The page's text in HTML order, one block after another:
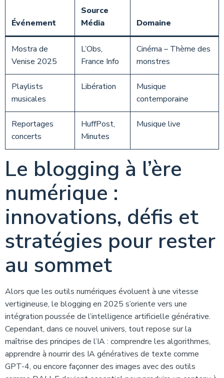
Événement
Source
Média
Domaine
Mostra de
Venise 2025
L’Obs,
France Info
Cinéma – Thème des
monstres
Playlists
musicales
Libération
Musique
contemporaine
Reportages
concerts
HuffPost,
Minutes
Musique live
Le blogging à l’ère
numérique :
innovations, défis et
stratégies pour rester
au sommet
Alors que les outils numériques évoluent à une vitesse
vertigineuse, le blogging en 2025 s’oriente vers une
intégration poussée de l’intelligence artificielle générative.
Cependant, dans ce nouvel univers, tout repose sur la
maîtrise des principes de l’IA : comprendre les algorithmes,
apprendre à nourrir des IA génératives de texte comme
GPT-4, ou encore façonner des images avec des outils